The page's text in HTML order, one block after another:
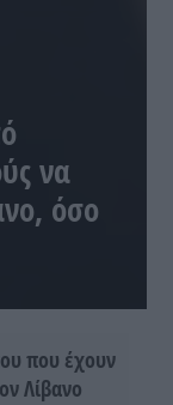
να
όσο
που έχουν
Λίβανο